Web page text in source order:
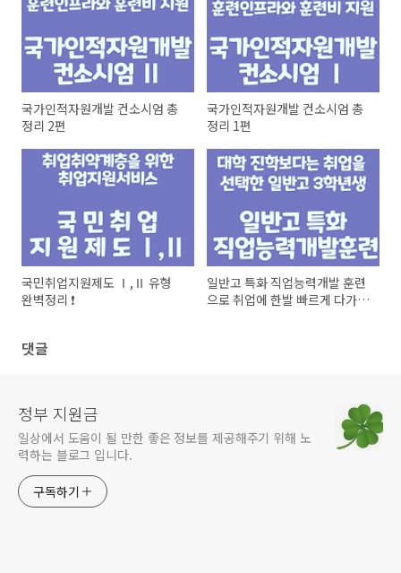
국가인적자원개발 컨소시엄 총
정리 2편
국가인적자원개발 컨소시엄 총
정리 1편
국민취업지원제도 Ⅰ,Ⅱ 유형
완벽정리 ❗
일반고 특화 직업능력개발 훈련
으로 취업에 한발 빠르게 다가가
댓글
정부 지원금
일상에서 도움이 될 만한 좋은 정보를 제공해주기 위해 노
력하는 블로그 입니다.
구독하기